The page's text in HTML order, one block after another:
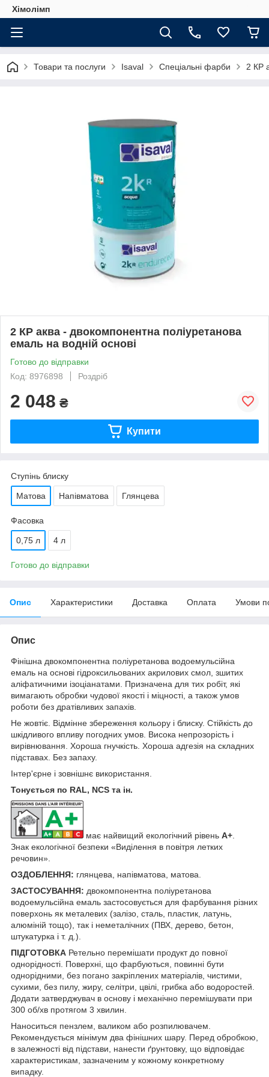
Хімолімп
Товари та послуги Isaval Спеціальні фарби 2 КР
2 КР аква - двокомпонентна поліуретанова
емаль на водній основі
Готово до відправки
Код: 8976898
Роздріб
2 048 ₴
Купити
Ступінь блиску
Матова Напівматова Глянцева
Фасовка
0,75 л 4 л
Готово до відправки
Опис Характеристики Доставка Оплата Умови
Опис
Фінішна двокомпонентна поліуретанова водоемульсійна
емаль на основі гідроксильованих акрилових смол, зшитих
аліфатичними ізоціанатами. Призначена для тих робіт, які
вимагають обробки чудової якості і міцності, а також умов
роботи без дратівливих запахів.
Не жовтіє. Відмінне збереження кольору і блиску. Стійкість до
шкідливого впливу погодних умов. Висока непрозорість і
вирівнювання. Хороша гнучкість. Хороша адгезія на складних
підставах. Без запаху.
Інтер'єрне і зовнішнє використання.
Тонується по RAL, NCS та ін.
має найвищий екологічний рівень А+
Знак екологічної безпеки «Виділення в повітря летких
речовин».
ОЗДОБЛЕННЯ: глянцева, напівматова, матова.
ЗАСТОСУВАННЯ: двокомпонентна поліуретанова
водоемульсійна емаль застосовується для фарбування різних
поверхонь як металевих (залізо, сталь, пластик, латунь,
алюміній тощо), так і неметалічних (ПВХ, дерево, бетон,
штукатурка і т. д.).
ПІДГОТОВКА Ретельно перемішати продукт до повної
однорідності. Поверхні, що фарбуються, повинні бути
однорідними, без погано закріплених матеріалів, чистими,
сухими, без пилу, жиру, селітри, цвілі, грибка або водоростей.
Додати затверджувач в основу і механічно перемішувати при
300 об/хв протягом 3 хвилин.
Наноситься пензлем, валиком або розпилювачем.
Рекомендується мінімум два фінішних шару. Перед обробкою,
в залежності від підстави, нанести ґрунтовку, що відповідає
характеристикам, зазначеним у кожному конкретному
випадку.